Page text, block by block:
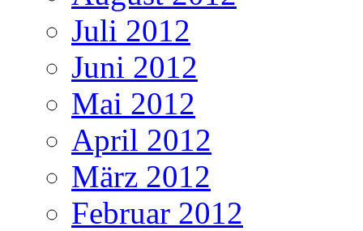
Juli 2012
Juni 2012
Mai 2012
April 2012
März 2012
Februar 2012